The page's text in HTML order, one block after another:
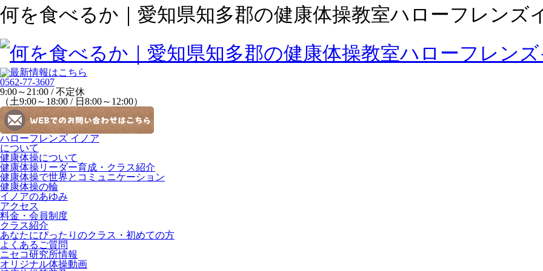
何を食べるか｜愛知県知多郡の健康体操教室ハローフレンズ
0562-77-3607
9:00～21:00 / 不定休
（土9:00～18:00 / 日8:00～12:00）
ハローフレンズ イノア
について
健康体操について
健康体操リーダー育成・クラス紹介
健康体操で世界とコミュニケーション
健康体操の輪
イノアのあゆみ
アクセス
料金・会員制度
クラス紹介
あなたにぴったりのクラス・初めての方
よくあるご質問
ニセコ研究所情報
オリジナル体操動画